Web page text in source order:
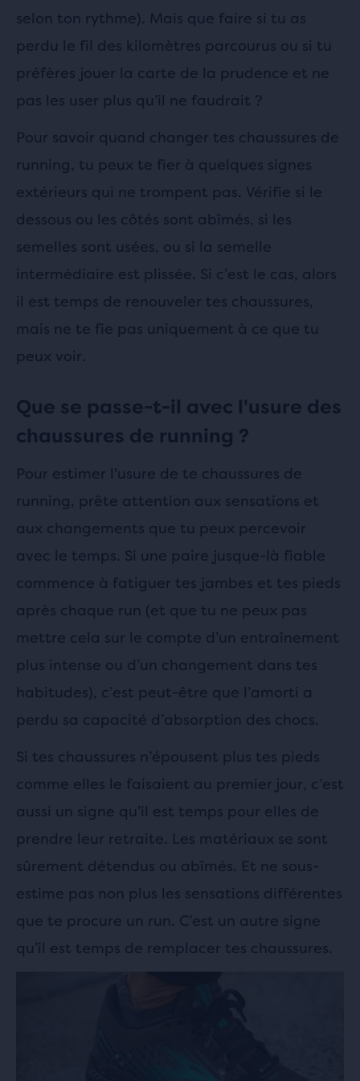
selon ton rythme). Mais que faire si tu as
perdu le fil des kilomètres parcourus ou si tu
préfères jouer la carte de la prudence et ne
pas les user plus qu’il ne faudrait ?
Pour savoir quand changer tes chaussures de
running, tu peux te fier à quelques signes
extérieurs qui ne trompent pas. Vérifie si le
dessous ou les côtés sont abîmés, si les
semelles sont usées, ou si la semelle
intermédiaire est plissée. Si c’est le cas, alors
il est temps de renouveler tes chaussures,
mais ne te fie pas uniquement à ce que tu
peux voir.
Que se passe-t-il avec l'usure des
chaussures de running ?
Pour estimer l'usure de te chaussures de
running, prête attention aux sensations et
aux changements que tu peux percevoir
avec le temps. Si une paire jusque-là fiable
commence à fatiguer tes jambes et tes pieds
après chaque run (et que tu ne peux pas
mettre cela sur le compte d’un entraînement
plus intense ou d’un changement dans tes
habitudes), c’est peut-être que l’amorti a
perdu sa capacité d’absorption des chocs.
Si tes chaussures n’épousent plus tes pieds
comme elles le faisaient au premier jour, c’est
aussi un signe qu’il est temps pour elles de
prendre leur retraite. Les matériaux se sont
sûrement détendus ou abîmés. Et ne sous-
estime pas non plus les sensations différentes
que te procure un run. C’est un autre signe
qu’il est temps de remplacer tes chaussures.